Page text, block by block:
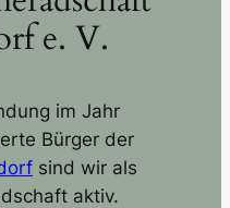
e. V.
im Jahr
Bürger der
sind wir als
aktiv.